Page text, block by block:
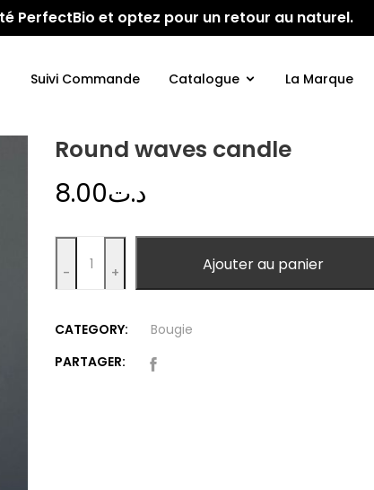
PerfectBio et optez pour un retour au naturel.
Suivi Commande Catalogue La Marque
Round waves candle
د.ت8.00
-
+ Ajouter au panier
CATEGORY:
Bougie
PARTAGER: